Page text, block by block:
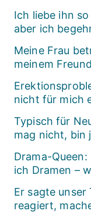
Ich liebe ihn
aber ich
Meine Frau
meinem
nicht für mich
Typisch für
mag nicht, bin
Drama-
ich Dramen –
Er sagte
reagiert,